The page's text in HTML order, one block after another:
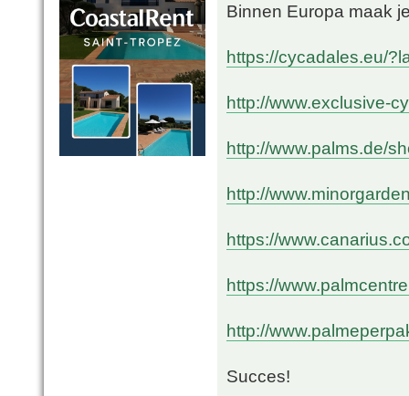
Binnen Europa maak
https://cycadales.eu/
http://www.exclusive-
http://www.palms.de/
http://
https://
https://
http://
Succes!